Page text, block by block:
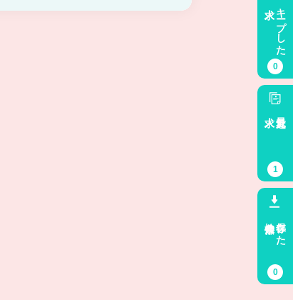
キープした
0
最近見た
1
保存した
0